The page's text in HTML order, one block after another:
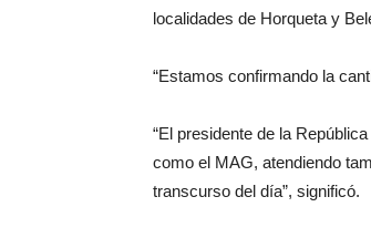
localidades de Horqueta y
“Estamos confirmando la
“El presidente de la
como el MAG, atendiendo
transcurso del día”, significó.